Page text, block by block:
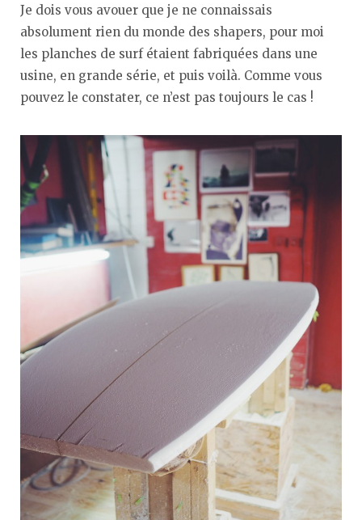
Je dois vous avouer que je ne connaissais
absolument rien du monde des shapers, pour moi
les planches de surf étaient fabriquées dans une
usine, en grande série, et puis voilà. Comme vous
pouvez le constater, ce n’est pas toujours le cas !